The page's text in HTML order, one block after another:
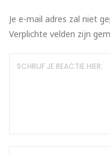
Je e-mail adres zal niet
Verplichte velden zijn